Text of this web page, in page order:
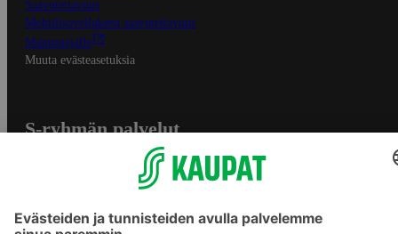
Saavutettavuus
Mobiilisovelluksen saavutettavuus
Mainostajalle
Muuta evästeasetuksia
S-ryhmän palvelut
Yhteishyvä Ruoka -sovellus